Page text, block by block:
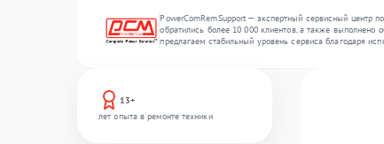
PowerComRemSupport — экспертный сервисный центр
обратились более 10 000 клиентов, а также
предлагаем стабильный уровень сервиса благодаря
13+
лет опыта в ремонте техники